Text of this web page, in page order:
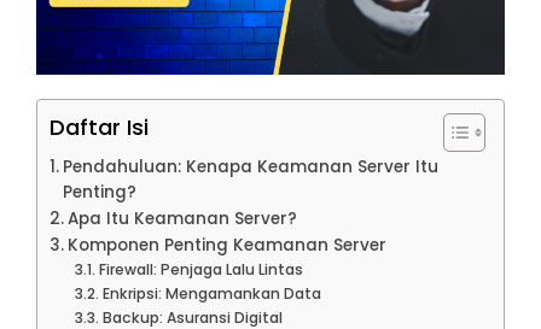
Daftar Isi
Pendahuluan: Kenapa Keamanan Server Itu
Penting?
Apa Itu Keamanan Server?
Komponen Penting Keamanan Server
Firewall: Penjaga Lalu Lintas
Enkripsi: Mengamankan Data
Backup: Asuransi Digital